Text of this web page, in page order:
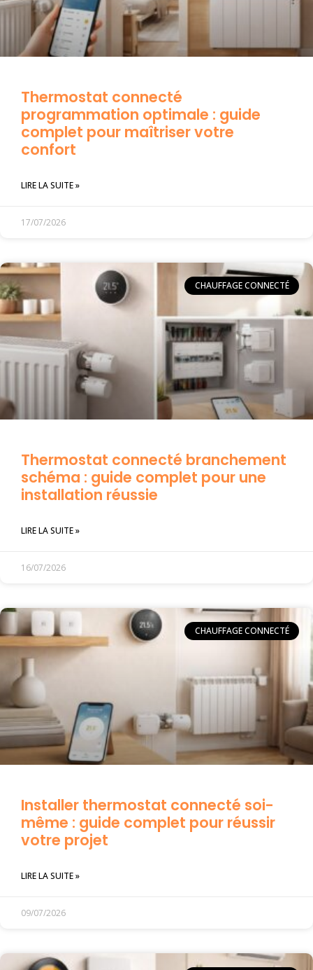
Thermostat connecté
programmation optimale : guide
complet pour maîtriser votre
confort
LIRE LA SUITE »
17/07/2026
CHAUFFAGE CONNECTÉ
Thermostat connecté branchement
schéma : guide complet pour une
installation réussie
LIRE LA SUITE »
16/07/2026
CHAUFFAGE CONNECTÉ
Installer thermostat connecté soi-
même : guide complet pour réussir
votre projet
LIRE LA SUITE »
09/07/2026